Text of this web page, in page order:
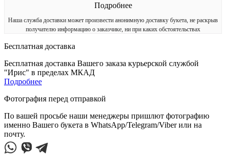
Подробнее
Наша служба доставки может произвести анонимную доставку букета, не раскрыв
получателю информацию о заказчике, ни при каких обстоятельствах
Бесплатная доставка
Бесплатная доставка Вашего заказа курьерской службой
"Ирис" в пределах МКАД
Подробнее
Фотография перед отправкой
По вашей просьбе наши менеджеры пришлют фотографию
именно Вашего букета в WhatsApp/Telegram/Viber или на
почту.